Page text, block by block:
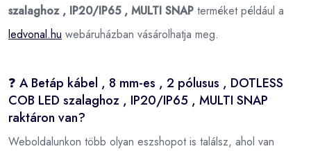
szalaghoz , IP20/IP65 , MULTI SNAP terméket például a
ledvonal.hu webáruházban vásárolhatja meg.
❓ A Betáp kábel , 8 mm-es , 2 pólusus , DOTLESS
COB LED szalaghoz , IP20/IP65 , MULTI SNAP
raktáron van?
Weboldalunkon több olyan eszshopot is találsz, ahol van